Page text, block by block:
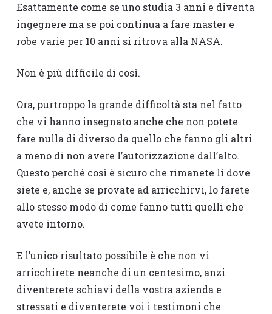
Esattamente come se uno studia 3 anni e diventa
ingegnere ma se poi continua a fare master e
robe varie per 10 anni si ritrova alla NASA.
Non è più difficile di così.
Ora, purtroppo la grande difficoltà sta nel fatto
che vi hanno insegnato anche che non potete
fare nulla di diverso da quello che fanno gli altri
a meno di non avere l’autorizzazione dall’alto.
Questo perché così è sicuro che rimanete lì dove
siete e, anche se provate ad arricchirvi, lo farete
allo stesso modo di come fanno tutti quelli che
avete intorno.
E l’unico risultato possibile è che non vi
arricchirete neanche di un centesimo, anzi
diventerete schiavi della vostra azienda e
stressati e diventerete voi i testimoni che